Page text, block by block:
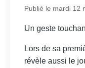
Publié le mardi 12
Un geste
Lors de sa
révèle aussi le